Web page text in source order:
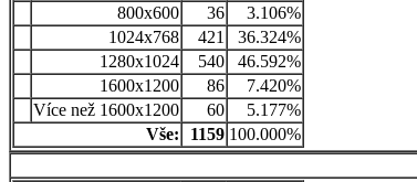
800x600
36
3.106%
1024x768
421
36.324%
1280x1024
540
46.592%
1600x1200
86
7.420%
Více než 1600x1200
60
5.177%
Vše:
1159 100.000%